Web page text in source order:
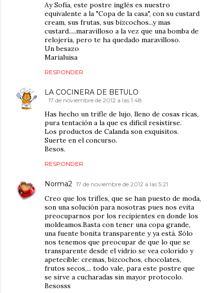
Ay Sofía, este postre inglés es nuestro
equivalente a la "Copa de la casa", con su custard
cream, sus frutas, sus bizcochos...y mas
custard.....maravilloso a la vez que una bomba de
relojería, pero te ha quedado maravilloso.
Un besazo
Marialuisa
RESPONDER
LA COCINERA DE BETULO
17 de noviembre de 2012 a las 1:48
Has hecho un trifle de lujo, lleno de cosas ricas,
pura tentación a la que es difícil resistirse.
Los productos de Calanda son exquisitos.
Suerte en el concurso.
Besos.
RESPONDER
Norma2 17 de noviembre de 2012 a las 5:21
Creo que los trifles, que se han puesto de moda,
son una solución para nosotras pues nos evita
preocuparnos por los recipientes en donde los
moldeamos.Basta con tener una copa grande,
una fuente bonita transparente y ya está. Sólo
nos tenemos que preocupar de que lo que se
transparente desde el vidrio se vea colorido y
apetecible: cremas, bizcochos, chocolates,
frutos secos,... todo vale, para este postre que
se sirve a cucharadas sin mayor protocolo.
Besosss